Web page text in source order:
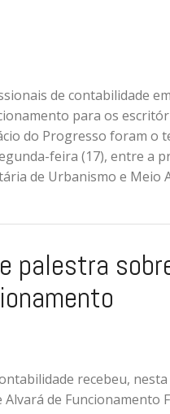
de contabilidade em
para os
do Progresso foram o
feira (17), entre a
de Urbanismo e
palestra
recebeu,
de Funcionamento